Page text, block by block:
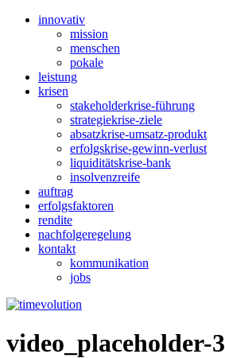
innovativ
mission
menschen
pokale
leistung
krisen
stakeholderkrise-führung
strategiekrise-ziele
absatzkrise-umsatz-produkt
erfolgskrise-gewinn-verlust
liquiditätskrise-bank
insolvenzreife
auftrag
erfolgsfaktoren
rendite
nachfolgeregelung
kontakt
kommunikation
jobs
video_placeholder-3